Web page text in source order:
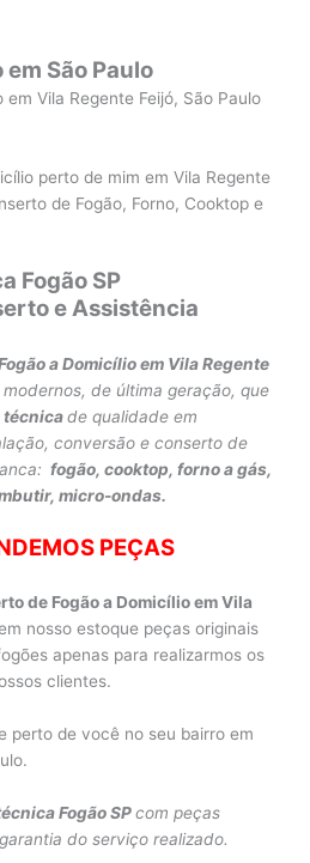
São Paulo
Vila Regente Feijó, São Paulo
perto de mim em Vila Regente
de Fogão, Forno, Cooktop e
Fogão SP
e Assistência
a Domicílio em Vila Regente
de última geração, que
técnicade qualidade em
conversão e conserto de
fogão, cooktop, forno a gás,
micro-ondas.
PEÇAS
de Fogão a Domicílio em Vila
nosso estoque peças originais
apenas para realizarmos os
clientes.
perto de você no seu bairro em
Fogão SPcom peças
do serviço realizado.